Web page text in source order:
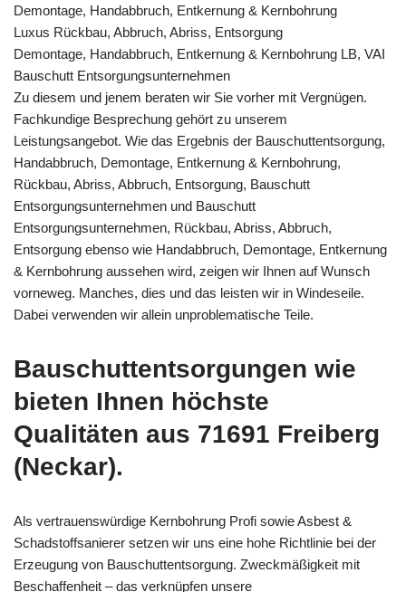
Demontage, Handabbruch, Entkernung & Kernbohrung
Luxus Rückbau, Abbruch, Abriss, Entsorgung
Demontage, Handabbruch, Entkernung & Kernbohrung LB, VAI
Bauschutt Entsorgungsunternehmen
Zu diesem und jenem beraten wir Sie vorher mit Vergnügen.
Fachkundige Besprechung gehört zu unserem
Leistungsangebot. Wie das Ergebnis der Bauschuttentsorgung,
Handabbruch, Demontage, Entkernung & Kernbohrung,
Rückbau, Abriss, Abbruch, Entsorgung, Bauschutt
Entsorgungsunternehmen und Bauschutt
Entsorgungsunternehmen, Rückbau, Abriss, Abbruch,
Entsorgung ebenso wie Handabbruch, Demontage, Entkernung
& Kernbohrung aussehen wird, zeigen wir Ihnen auf Wunsch
vorneweg. Manches, dies und das leisten wir in Windeseile.
Dabei verwenden wir allein unproblematische Teile.
Bauschuttentsorgungen wie
bieten Ihnen höchste
Qualitäten aus 71691 Freiberg
(Neckar).
Als vertrauenswürdige Kernbohrung Profi sowie Asbest &
Schadstoffsanierer setzen wir uns eine hohe Richtlinie bei der
Erzeugung von Bauschuttentsorgung. Zweckmäßigkeit mit
Beschaffenheit – das verknüpfen unsere